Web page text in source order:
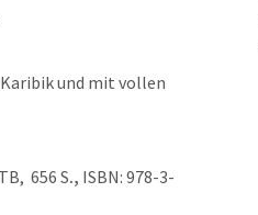
und mit vollen
656 S., ISBN: 978-3-